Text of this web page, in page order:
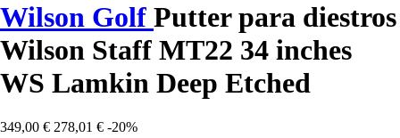
Wilson Golf Putter para diestros
Wilson Staff MT22 34 inches
WS Lamkin Deep Etched
349,00 € 278,01 € -20%